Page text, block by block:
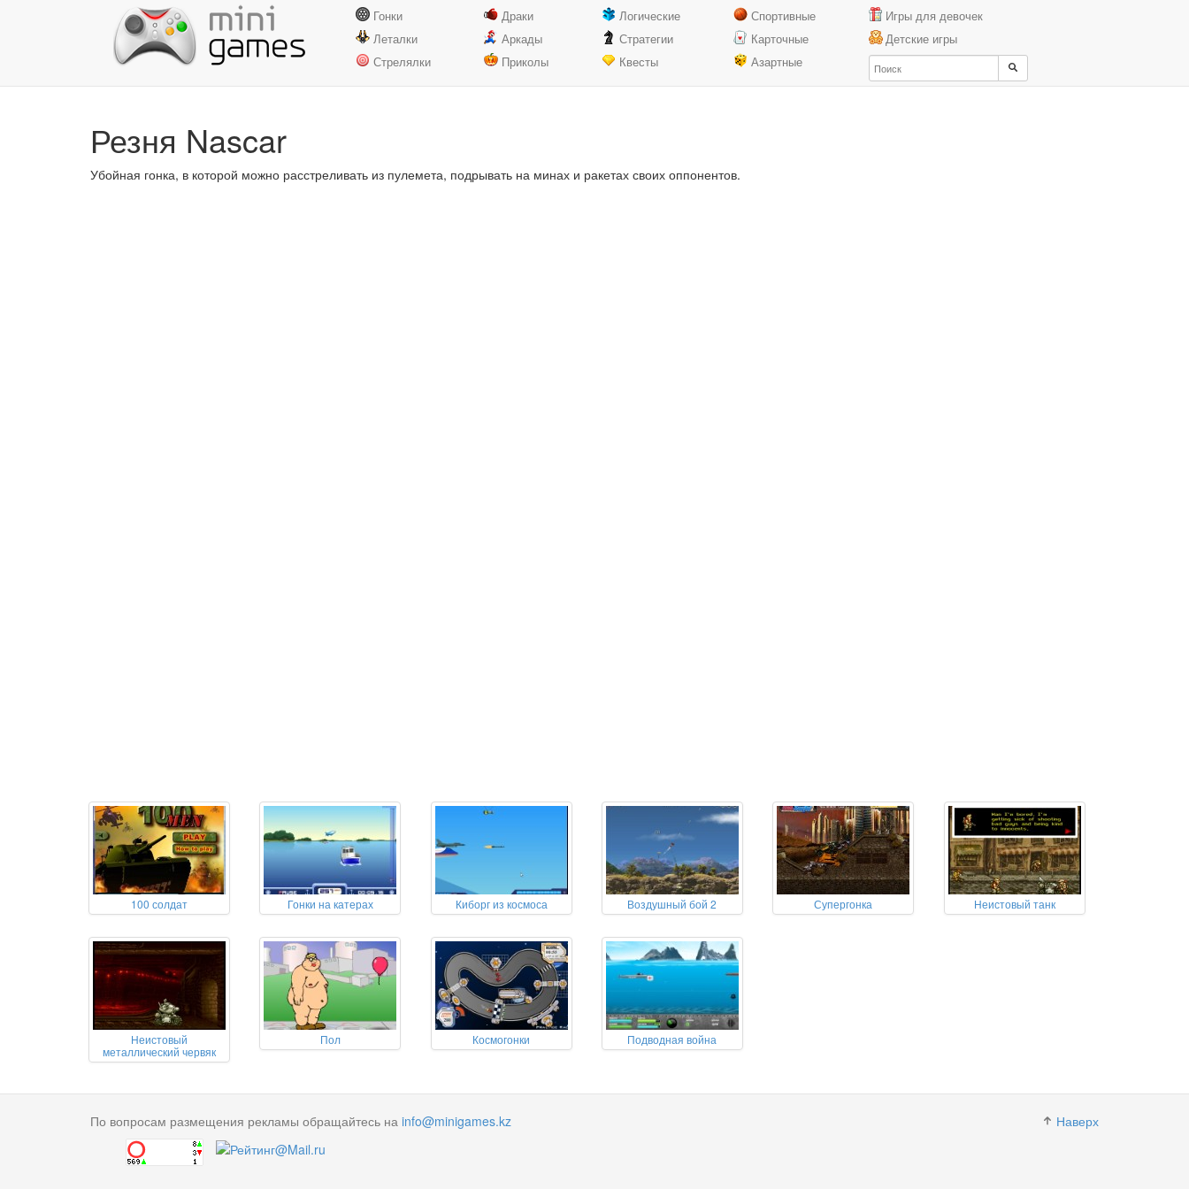
Гонки
Леталки
Стрелялки
Драки
Аркады
Приколы
Логические
Стратегии
Квесты
Спортивные
Карточные
Азартные
Игры для девочек
Детские игры
Резня Nascar
Убойная гонка, в которой можно расстреливать из пулемета, подрывать на минах и ракетах своих оппонентов.
100 солдат Гонки на катерах Киборг из космоса Воздушный бой 2 Супергонка Неистовый танк
Неистовый
металлический червяк
Пол Космогонки Подводная война
Наверх
По вопросам размещения рекламы обращайтесь на info@minigames.kz